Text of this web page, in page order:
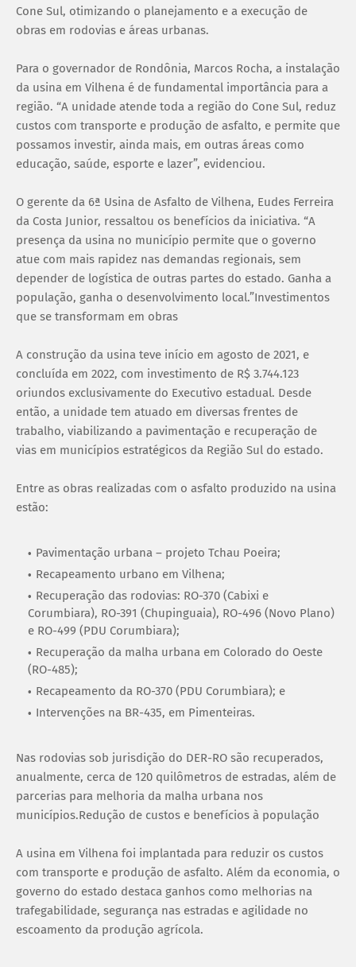
Cone Sul, otimizando o planejamento e a execução de
obras em rodovias e áreas urbanas.
Para o governador de Rondônia, Marcos Rocha, a instalação
da usina em Vilhena é de fundamental importância para a
região. “A unidade atende toda a região do Cone Sul, reduz
custos com transporte e produção de asfalto, e permite que
possamos investir, ainda mais, em outras áreas como
educação, saúde, esporte e lazer”, evidenciou.
O gerente da 6ª Usina de Asfalto de Vilhena, Eudes Ferreira
da Costa Junior, ressaltou os benefícios da iniciativa. “A
presença da usina no município permite que o governo
atue com mais rapidez nas demandas regionais, sem
depender de logística de outras partes do estado. Ganha a
população, ganha o desenvolvimento local.”Investimentos
que se transformam em obras
A construção da usina teve início em agosto de 2021, e
concluída em 2022, com investimento de R$ 3.744.123
oriundos exclusivamente do Executivo estadual. Desde
então, a unidade tem atuado em diversas frentes de
trabalho, viabilizando a pavimentação e recuperação de
vias em municípios estratégicos da Região Sul do estado.
Entre as obras realizadas com o asfalto produzido na usina
estão:
Pavimentação urbana – projeto Tchau Poeira;
Recapeamento urbano em Vilhena;
Recuperação das rodovias: RO-370 (Cabixi e
Corumbiara), RO-391 (Chupinguaia), RO-496 (Novo Plano)
e RO-499 (PDU Corumbiara);
Recuperação da malha urbana em Colorado do Oeste
(RO-485);
Recapeamento da RO-370 (PDU Corumbiara); e
Intervenções na BR-435, em Pimenteiras.
Nas rodovias sob jurisdição do DER-RO são recuperados,
anualmente, cerca de 120 quilômetros de estradas, além de
parcerias para melhoria da malha urbana nos
municípios.Redução de custos e benefícios à população
A usina em Vilhena foi implantada para reduzir os custos
com transporte e produção de asfalto. Além da economia, o
governo do estado destaca ganhos como melhorias na
trafegabilidade, segurança nas estradas e agilidade no
escoamento da produção agrícola.